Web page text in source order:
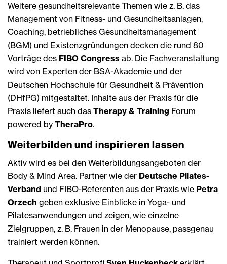
Weitere gesundheitsrelevante Themen wie z. B. das
Management von Fitness- und Gesundheitsanlagen,
Coaching, betriebliches Gesundheitsmanagement
(BGM) und Existenzgründungen decken die rund 80
Vorträge des FIBO Congress ab. Die Fachveranstaltung
wird von Experten der BSA-Akademie und der
Deutschen Hochschule für Gesundheit & Prävention
(DHfPG) mitgestaltet. Inhalte aus der Praxis für die
Praxis liefert auch das Therapy & Training Forum
powered by TheraPro.
Weiterbilden und inspirieren lassen
Aktiv wird es bei den Weiterbildungsangeboten der
Body & Mind Area. Partner wie der Deutsche Pilates-
Verband und FIBO-Referenten aus der Praxis wie Petra
Orzech geben exklusive Einblicke in Yoga- und
Pilatesanwendungen und zeigen, wie einzelne
Zielgruppen, z. B. Frauen in der Menopause, passgenau
trainiert werden können.